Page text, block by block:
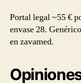
Portal legal ~55 €
envase 28.
en zavamed.